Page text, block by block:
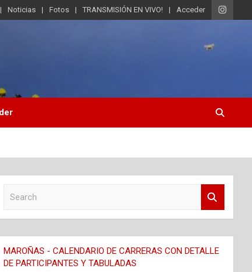
Noticias Fotos TRANSMISIÓN EN VIVO! Acceder
c
h
MAROÑAS - CALENDARIO DE CARRERAS CON DETALLE
DE PARTICIPANTES Y TABULADAS